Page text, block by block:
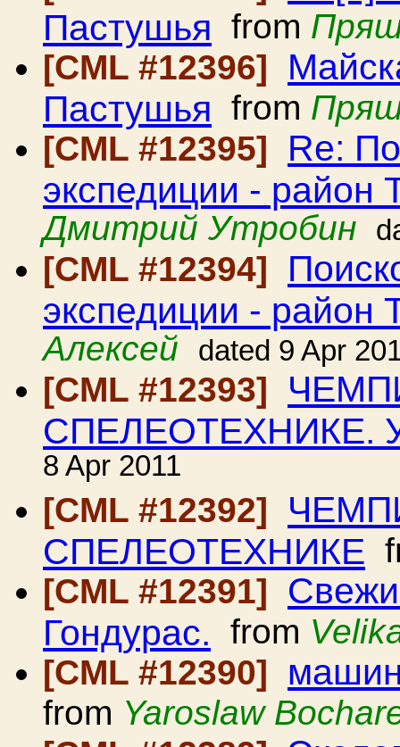
Пастушья from
[CML #12396]
Пастушья from
[CML #12395]
Re:
экспедиции - район
Дмитрий Утробин
[CML #12394]
экспедиции - район
Алексей
dated 9 Apr
[CML #12393]
СПЕЛЕОТЕХНИКЕ.
8 Apr 2011
[CML #12392]
СПЕЛЕОТЕХНИКЕ
[CML #12391]
Гондурас. from
[CML #12390]
from Yaroslaw